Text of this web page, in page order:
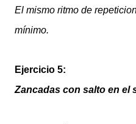
El mismo ritmo de
mínimo.
Ejercicio 5:
Zancadas con salto en el